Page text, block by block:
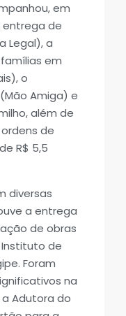
em
entrega de
Legal), a
em
o
Amiga) e
além de
de
R$ 5,5
diversas
a entrega
de obras
de
Foram
na
Adutora do